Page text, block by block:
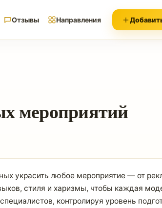
Отзывы Направления
мероприятий
украсить любое мероприятие — от
стиля и харизмы, чтобы каждая
контролируя уровень